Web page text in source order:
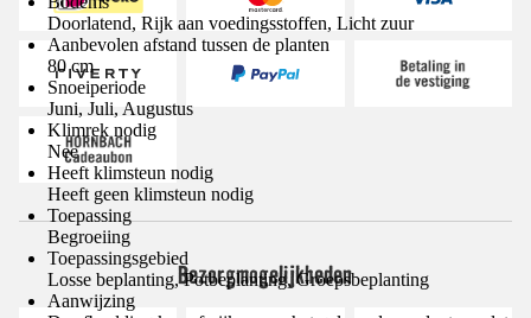
Doorlatend, Rijk aan voedingsstoffen, Licht zuur
Aanbevolen afstand tussen de planten
80 cm
Snoeiperiode
Juni, Juli, Augustus
Klimrek nodig
Nee
Heeft klimsteun nodig
Heeft geen klimsteun nodig
Toepassing
Begroeiing
Toepassingsgebied
Losse beplanting, Potbeplanting, Groepsbeplanting
Aanwijzing
Bezorgmogelijkheden